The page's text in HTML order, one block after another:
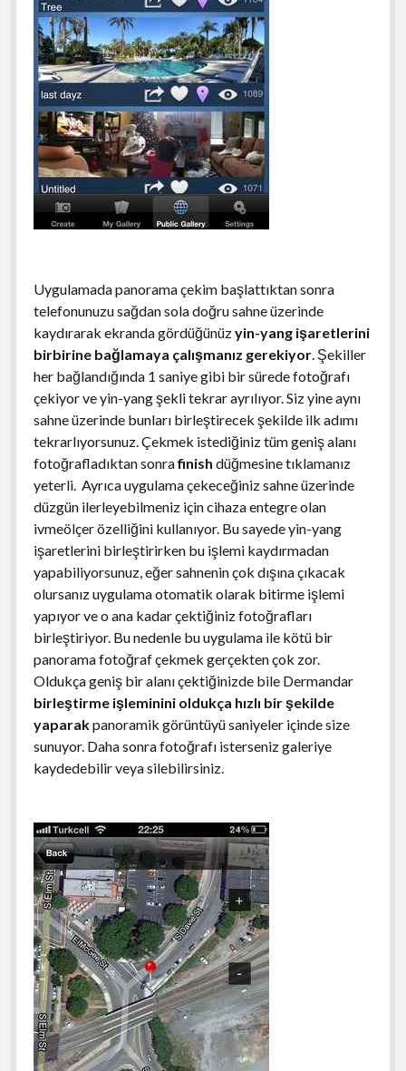
Uygulamada panorama çekim başlattıktan sonra
telefonunuzu sağdan sola doğru sahne üzerinde
kaydırarak ekranda gördüğünüzyin-yang işaretlerini
birbirine bağlamaya çalışmanız gerekiyor. Şekiller
her bağlandığında 1 saniye gibi bir sürede fotoğrafı
çekiyor ve yin-yang şekli tekrar ayrılıyor. Siz yine aynı
sahne üzerinde bunları birleştirecek şekilde ilk adımı
tekrarlıyorsunuz. Çekmek istediğiniz tüm geniş alanı
fotoğrafladıktan sonrafinish düğmesine tıklamanız
yeterli. Ayrıca uygulama çekeceğiniz sahne üzerinde
düzgün ilerleyebilmeniz için cihaza entegre olan
ivmeölçer özelliğini kullanıyor. Bu sayede yin-yang
işaretlerini birleştirirken bu işlemi kaydırmadan
yapabiliyorsunuz, eğer sahnenin çok dışına çıkacak
olursanız uygulama otomatik olarak bitirme işlemi
yapıyor ve o ana kadar çektiğiniz fotoğrafları
birleştiriyor. Bu nedenle bu uygulama ile kötü bir
panorama fotoğraf çekmek gerçekten çok zor.
Oldukça geniş bir alanı çektiğinizde bile Dermandar
birleştirme işleminini oldukça hızlı bir şekilde
yaparakpanoramik görüntüyü saniyeler içinde size
sunuyor. Daha sonra fotoğrafı isterseniz galeriye
kaydedebilir veya silebilirsiniz.